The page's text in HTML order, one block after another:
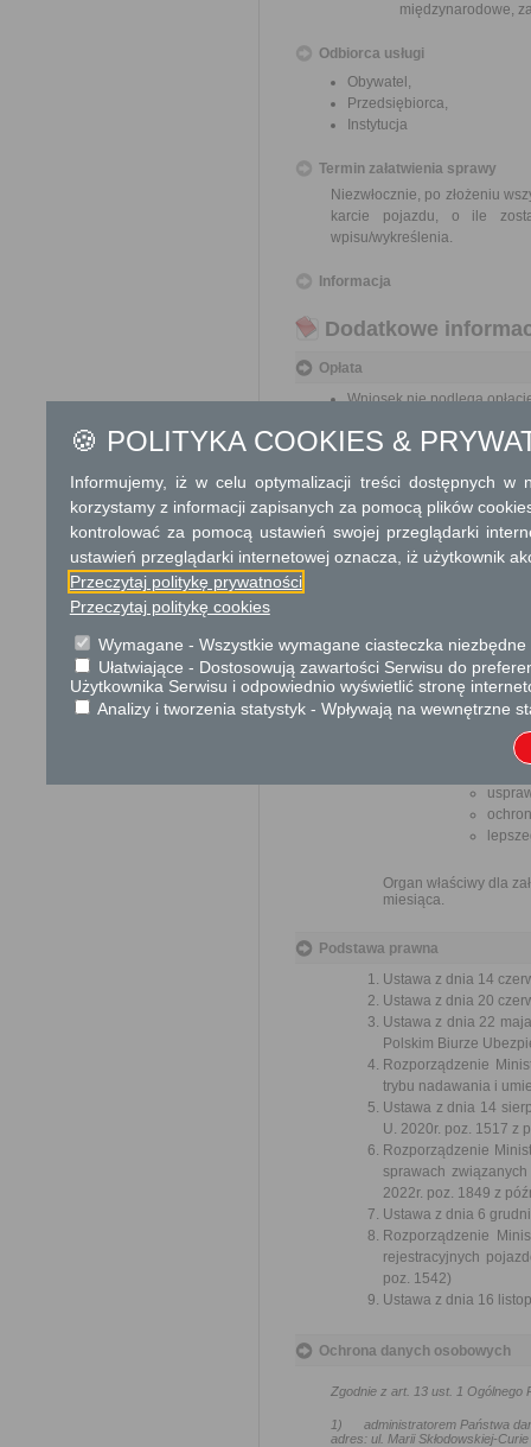
międzynarodowe,
Odbiorca usługi
Obywatel,
Przedsiębiorca,
Instytucja
Termin załatwienia sprawy
Niezwłocznie, po złożeniu
karcie pojazdu, o ile
wpisu/wykreślenia.
Informacja
Dodatkowe
Opłata
Wniosek nie podlega
jego odpisu, wypisu lub
Tryb odwoławczy
biurokratyczne
Przedmiotem
Organ właściwy dla
miesiąca.
Podstawa prawna
Ustawa z dnia 14
Ustawa z dnia 20
Ustawa z dnia 22
Polskim Biurze
Rozporządzenie
trybu nadawania i
Ustawa z dnia 14
U. 2020r. poz. 1517 z
Rozporządzenie
sprawach
2022r. poz. 1849 z
Ustawa z dnia 6
Rozporządzenie
rejestracyjnych
poz. 1542)
Ustawa z dnia 16
Ochrona danych osobowych
Zgodnie z art. 13 ust. 1 Ogólnego
1) administratorem Państwa
adres: ul. Marii Skłodowskiej-
🍪 POLITYKA COOKIES &
Informujemy, iż w celu optymalizacji treści dostępnych w
korzystamy z informacji zapisanych za pomocą plików
kontrolować za pomocą ustawień swojej przeglądarki
ustawień przeglądarki internetowej oznacza, iż użytkownik
Przeczytaj politykę prywatności
Przeczytaj politykę cookies
Wymagane - Wszystkie wymagane ciasteczka
Ułatwiające - Dostosowują zawartości Serwisu do
Użytkownika Serwisu i odpowiednio wyświetlić stronę
Analizy i tworzenia statystyk - Wpływają na wewnętrzne